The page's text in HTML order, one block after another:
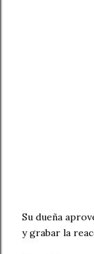
Su dueña
y grabar la